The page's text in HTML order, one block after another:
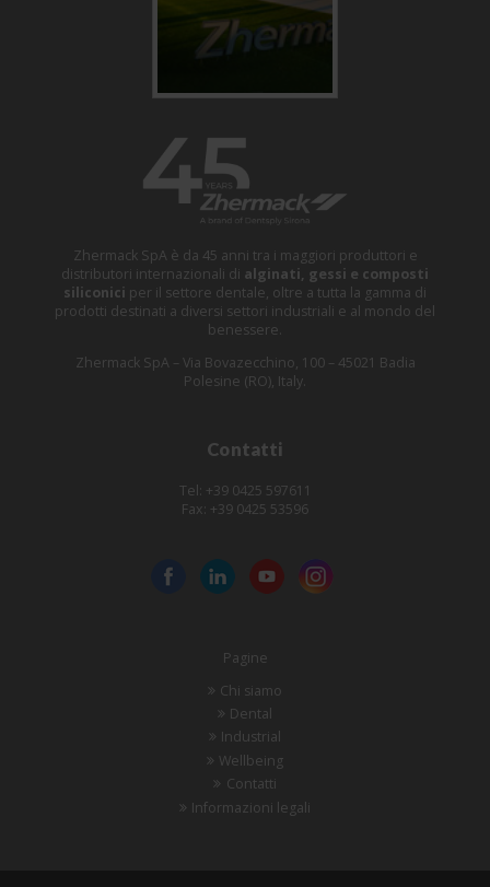
Zhermack SpA è da 45 anni tra i maggiori produttori e
distributori internazionali di alginati, gessi e composti
siliconici per il settore dentale, oltre a tutta la gamma di
prodotti destinati a diversi settori industriali e al mondo del
benessere.
Zhermack SpA – Via Bovazecchino, 100 – 45021 Badia
Polesine (RO), Italy.
Contatti
Tel: +39 0425 597611
Fax: +39 0425 53596
Pagine
Chi siamo
Dental
Industrial
Wellbeing
Contatti
Informazioni legali